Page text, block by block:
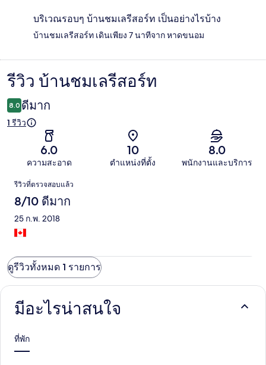
บริเวณรอบๆ บ้านชมเลรีสอร์ท เป็นอย่างไรบ้าง
บ้านชมเลรีสอร์ท เดินเพียง 7 นาทีจาก หาดขนอม
รีวิว
รีวิว บ้านชมเลรีสอร์ท
8.0 ดีมาก
1 รีวิว
6.0
ความสะอาด
10
ตำแหน่งที่ตั้ง
8.0
พนักงานและบริการ
รีวิว
รีวิวที่ตรวจสอบแล้ว
8/10 ดีมาก
25 ก.พ. 2018
ดูรีวิวทั้งหมด 1 รายการ
มีอะไรน่าสนใจ
ที่พัก